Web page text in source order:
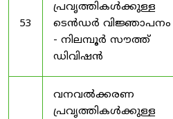
53
പ്രവൃത്തികൾക്കുള്ള
ടെൻഡർ വിജ്ഞാപനം
- നിലമ്പൂർ സൗത്ത്
ഡിവിഷൻ
വനവൽക്കരണ
പ്രവൃത്തികൾക്കുള്ള